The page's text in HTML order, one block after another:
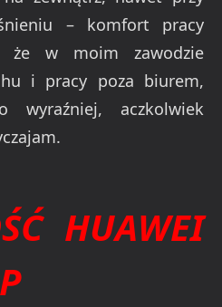
– komfort pracy
że w moim zawodzie
i pracy poza biurem,
wyraźniej, aczkolwiek
HUAWEI